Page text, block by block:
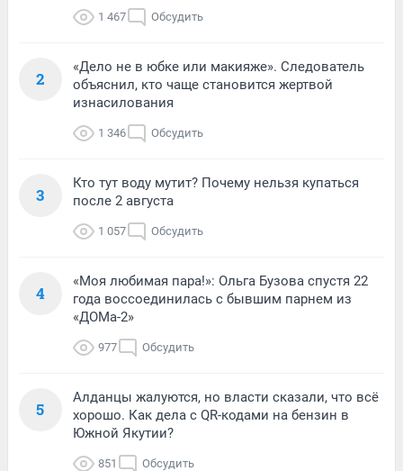
1 467 Обсудить
2
«Дело не в юбке или макияже». Следователь
объяснил, кто чаще становится жертвой
изнасилования
1 346 Обсудить
3
Кто тут воду мутит? Почему нельзя купаться
после 2 августа
1 057 Обсудить
4
«Моя любимая пара!»: Ольга Бузова спустя 22
года воссоединилась с бывшим парнем из
«ДОМа-2»
977 Обсудить
5
Алданцы жалуются, но власти сказали, что всё
хорошо. Как дела с QR-кодами на бензин в
Южной Якутии?
851 Обсудить